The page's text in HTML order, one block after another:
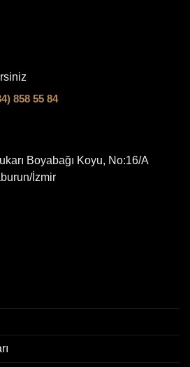
858 55 84
Boyabağı Koyu, No:16/A
İzmir